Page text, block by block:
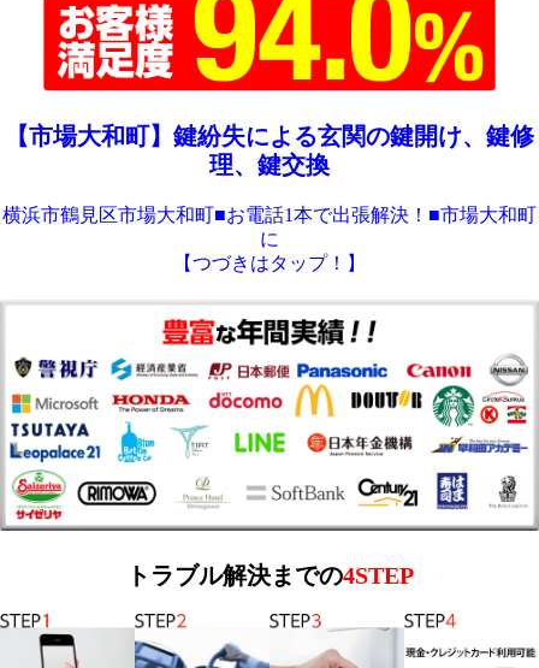
【市場大和町】鍵紛失による玄関の鍵開け、鍵修
理、鍵交換
横浜市鶴見区市場大和町■お電話1本で出張解決！■市場大和町
に
【つづきはタップ！】
トラブル解決までの4STEP